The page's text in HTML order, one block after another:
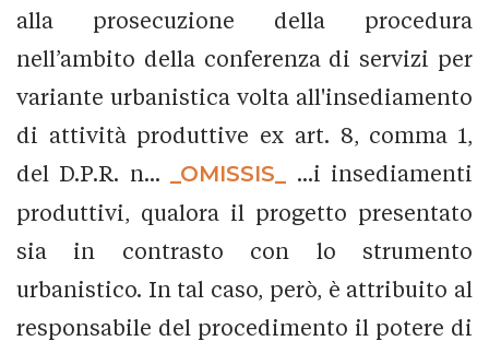
alla prosecuzione della procedura
nell’ambito della conferenza di servizi per
variante urbanistica volta all'insediamento
di attività produttive ex art. 8, comma 1,
del D.P.R. n...
_OMISSIS_
...i insediamenti
produttivi, qualora il progetto presentato
sia in contrasto con lo strumento
urbanistico. In tal caso, però, è attribuito al
responsabile del procedimento il potere di